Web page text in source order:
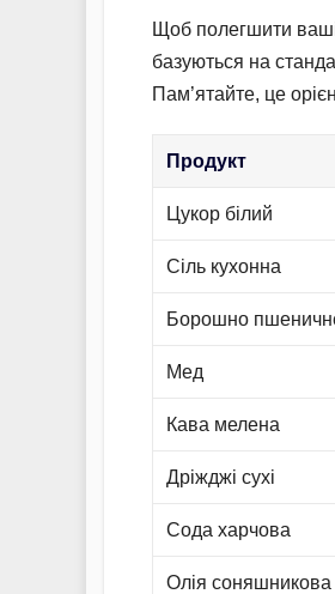
Щоб полегшити
базуються на
Пам’ятайте, це
Продукт
Цукор білий
Сіль кухонна
Борошно
Мед
Кава мелена
Дріжджі сухі
Сода харчова
Олія соняшникова